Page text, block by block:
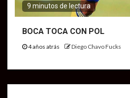
9 minutos de lectura
BOCA TOCA CON POL
4 años atrás Diego Chavo Fucks